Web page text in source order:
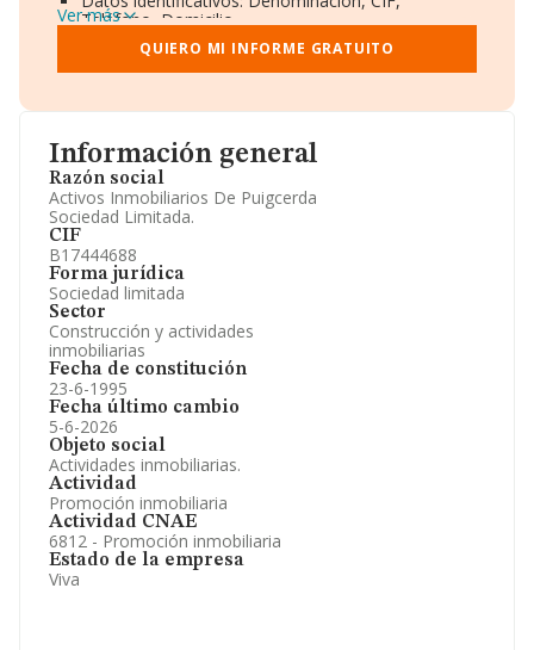
Información general
Razón social
Activos Inmobiliarios De Puigcerda
Sociedad Limitada.
CIF
B17444688
Forma jurídica
Sociedad limitada
Sector
Construcción y actividades
inmobiliarias
Fecha de constitución
23-6-1995
Fecha último cambio
5-6-2026
Objeto social
Actividades inmobiliarias.
Actividad
Promoción inmobiliaria
Actividad CNAE
6812 - Promoción inmobiliaria
Estado de la empresa
Viva
Teléfono, Domicilio.
Informe Mercantil Completo (BORME).
Gráficos de Evolución Ventas y Empleados.
Consejo de Administración y Administradores.
Accionistas.
Artículos de prensa publicados sobre la empresa.
Información oficial y registral complementaria.
Ver más
QUIERO MI INFORME GRATUITO